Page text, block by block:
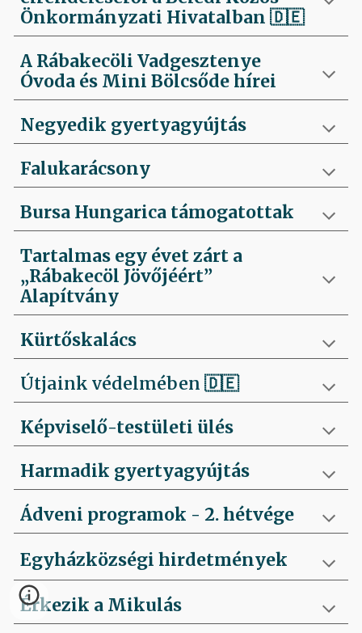
Önkormányzati Hivatalban🇩🇪
A Rábakecöli Vadgesztenye
Óvoda és Mini Bölcsőde hírei
Negyedik gyertyagyújtás
Falukarácsony
Bursa Hungarica támogatottak
Tartalmas egy évet zárt a
„Rábakecöl Jövőjéért”
Alapítvány
Kürtőskalács
Útjaink védelmében🇩🇪
Képviselő-testületi ülés
Harmadik gyertyagyújtás
Ádveni programok - 2. hétvége
Egyházközségi hirdetmények
Érkezik a Mikulás